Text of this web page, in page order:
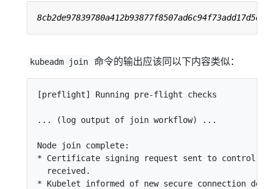
kubeadm join 命令的输出应该同以下内容类似：
[preflight] Running pre-flight checks
... (log output of join workflow) ...
Node join complete:
* Certificate signing request sent to control-
  received.
* Kubelet informed of new secure connection